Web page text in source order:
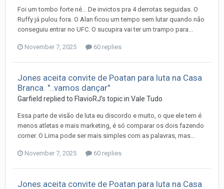
Foi um tombo forte né... De invictos pra 4 derrotas seguidas. O
Ruffy já pulou fora. O Alan ficou um tempo sem lutar quando não
conseguiu entrar no UFC. O sucupira vai ter um trampo para...
November 7, 2025 60 replies
Jones aceita convite de Poatan para luta na Casa
Branca. "..vamos dançar"
Garfield replied to FlavioRJ's topic in Vale Tudo
Essa parte de visão de luta eu discordo e muito, o que ele tem é
menos atletas e mais marketing, é só comparar os dois fazendo
corner. O Lima pode ser mais simples com as palavras, mas...
November 7, 2025 60 replies
Jones aceita convite de Poatan para luta na Casa